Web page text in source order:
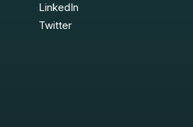
LinkedIn
Twitter